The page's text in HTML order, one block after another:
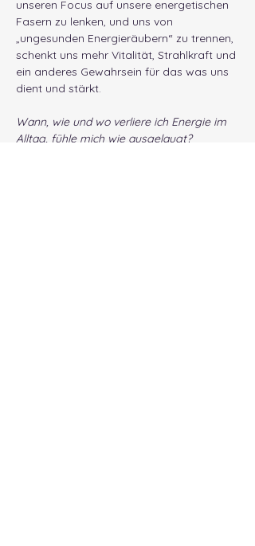
unseren Focus auf unsere energetischen
Fasern zu lenken, und uns von
„ungesunden Energieräubern“ zu trennen,
schenkt uns mehr Vitalität, Strahlkraft und
ein anderes Gewahrsein für das was uns
dient und stärkt.
Wann, wie und wo verliere ich Energie im
Alltag, fühle mich wie ausgelaugt?